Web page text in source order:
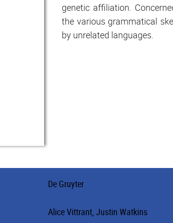
genetic affiliation.
the various grammatical
by unrelated languages.
De Gruyter
Alice Vittrant, Justin Watkins